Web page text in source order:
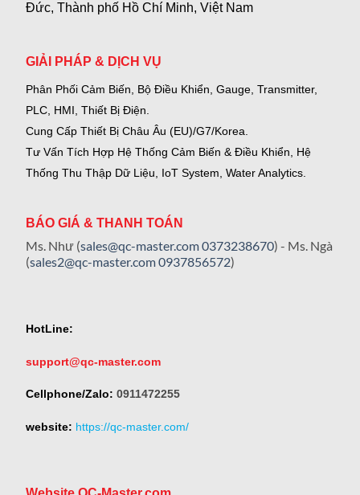
Đức, Thành phố Hồ Chí Minh, Việt Nam
GIẢI PHÁP & DỊCH VỤ
Phân Phối Cảm Biến, Bộ Điều Khiển, Gauge, Transmitter,
PLC, HMI, Thiết Bị Điện.
Cung Cấp Thiết Bị Châu Âu (EU)/G7/Korea.
Tư Vấn Tích Hợp Hệ Thống Cảm Biến & Điều Khiển, Hệ
Thống Thu Thập Dữ Liệu, IoT System, Water Analytics.
BÁO GIÁ & THANH TOÁN
Ms. Như (sales@qc-master.com0373238670) - Ms. Ngà
(sales2@qc-master.com0937856572)
HotLine:
support@qc-master.com
Cellphone/Zalo: 0911472255
website: https://qc-master.com/